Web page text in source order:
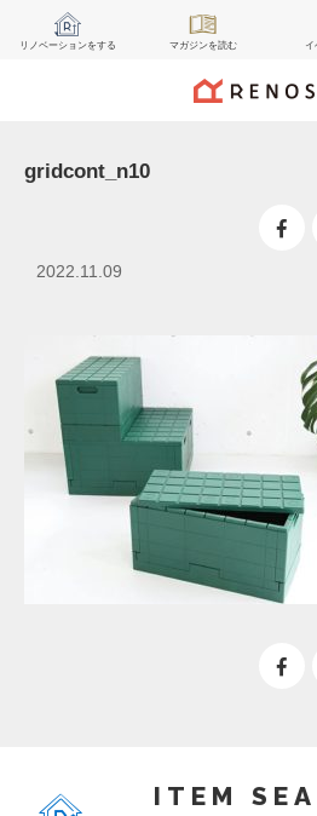
リノベーションをする マガジンを読む イ
gridcont_n10
2022.11.09
ITEM